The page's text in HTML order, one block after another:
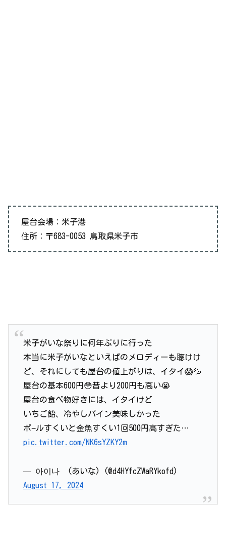
屋台会場：米子港
住所：〒683-0053 鳥取県米子市
米子がいな祭りに何年ぶりに行った
本当に米子がいなといえばのメロディーも聴けけ
ど、それにしても屋台の値上がりは、イタイ😱💦
屋台の基本600円😳昔より200円も高い😭
屋台の食べ物好きには、イタイけど
いちご飴、冷やしパイン美味しかった
ボ−ルすくいと金魚すくい1回500円高すぎた…
pic.twitter.com/NK6sYZKY2m
— 아이나 (あいな) (@d4HYfcZWaRYkofd)
August 17, 2024